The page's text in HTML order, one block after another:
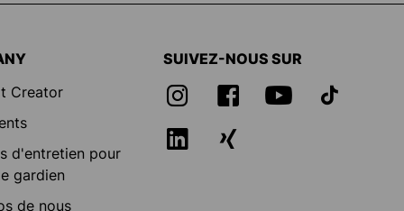
Creator
d'entretien pour
gardien
de nous
SUIVEZ-NOUS SUR